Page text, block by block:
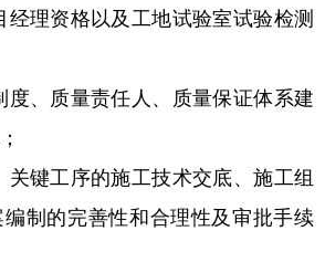
理资格以及工地试验室试验检测
、质量责任人、质量保证体系建
键工序的施工技术交底、施工组
制的完善性和合理性及审批手续